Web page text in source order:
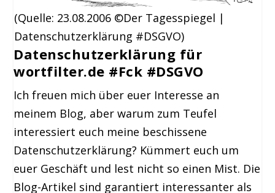
(Quelle: 23.08.2006 ©Der Tagesspiegel |
Datenschutzerklärung #DSGVO)
Datenschutzerklärung für
wortfilter.de #Fck #DSGVO
Ich freuen mich über euer Interesse an
meinem Blog, aber warum zum Teufel
interessiert euch meine beschissene
Datenschutzerklärung? Kümmert euch um
euer Geschäft und lest nicht so einen Mist. Die
Blog-Artikel sind garantiert interessanter als